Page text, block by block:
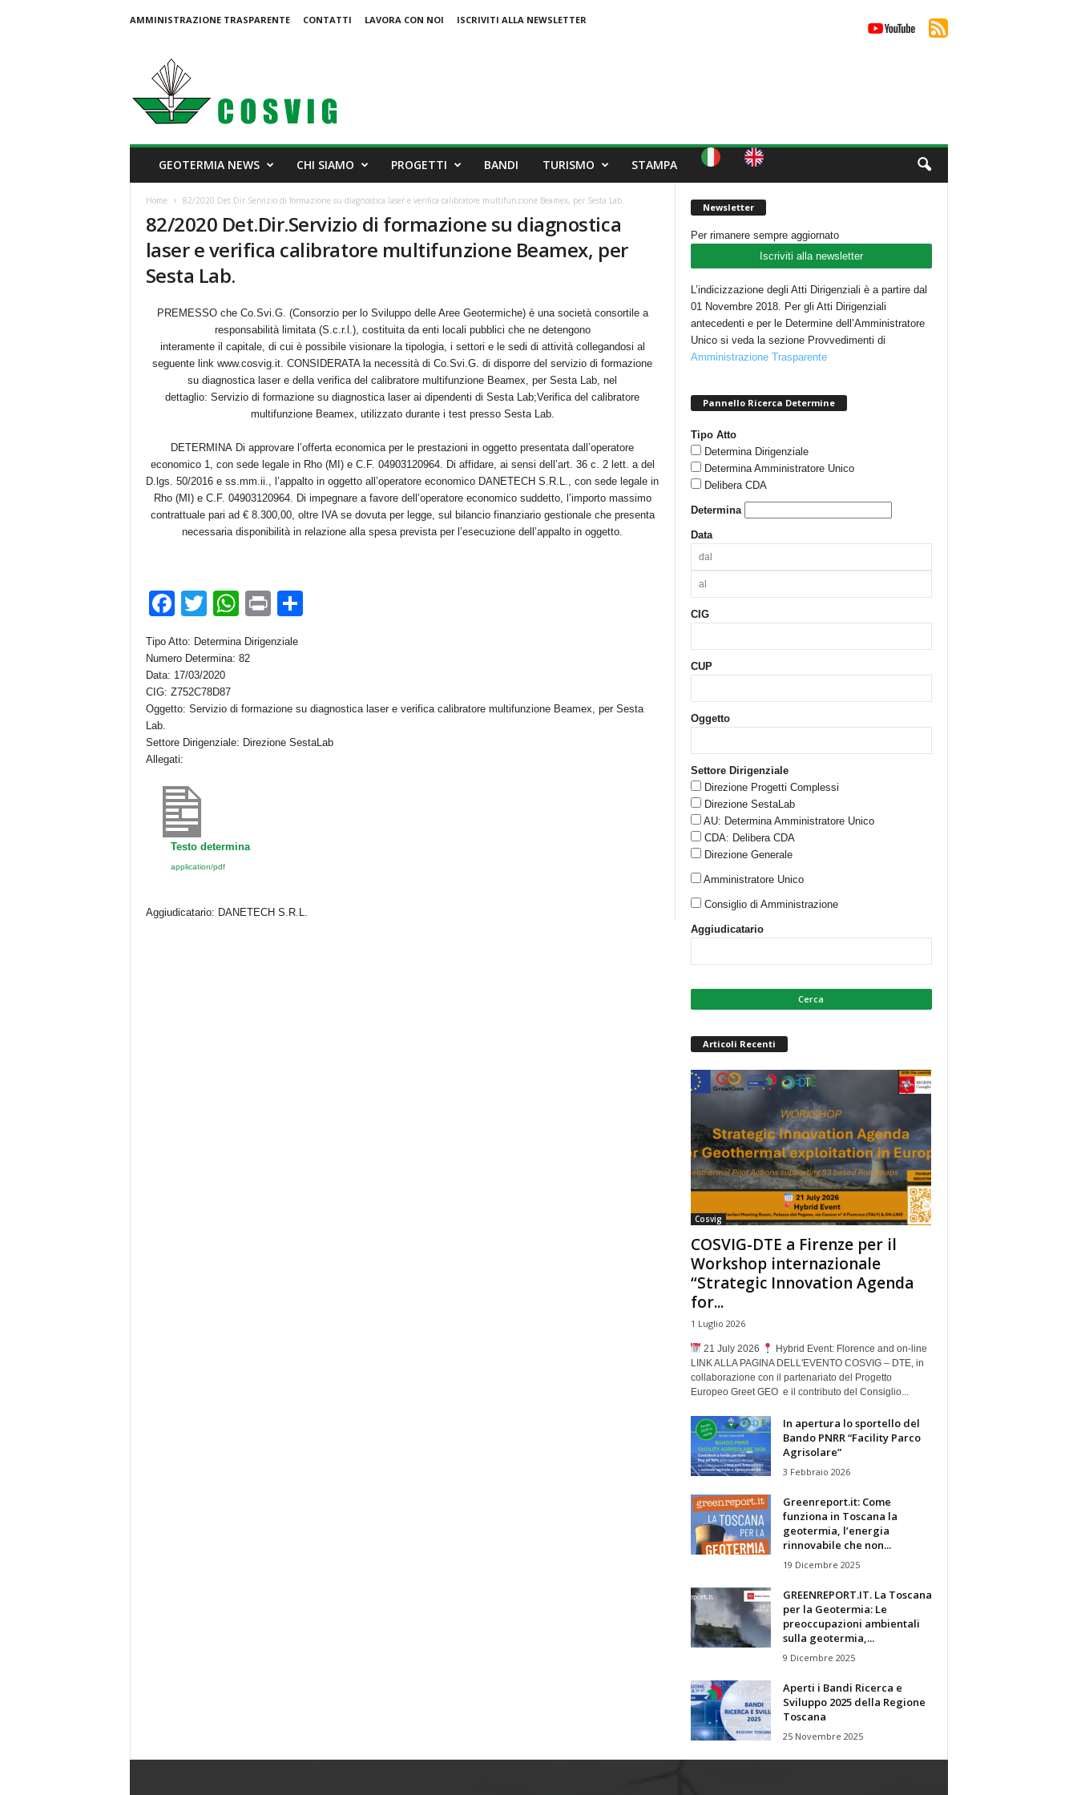
AMMINISTRAZIONE TRASPARENTE CONTATTI LAVORA CON NOI ISCRIVITI ALLA NEWSLETTER
GEOTERMIA NEWS CHI SIAMO PROGETTI BANDI TURISMO STAMPA
Home 82/2020 Det.Dir.Servizio di formazione su diagnostica laser e verifica calibratore multifunzione Beamex, per Sesta Lab.
82/2020 Det.Dir.Servizio di formazione su diagnostica
laser e verifica calibratore multifunzione Beamex, per
Sesta Lab.
PREMESSO che Co.Svi.G. (Consorzio per lo Sviluppo delle Aree Geotermiche) è una società consortile a
responsabilità limitata (S.c.r.l.), costituita da enti locali pubblici che ne detengono
interamente il capitale, di cui è possibile visionare la tipologia, i settori e le sedi di attività collegandosi al
seguente link www.cosvig.it. CONSIDERATA la necessità di Co.Svi.G. di disporre del servizio di formazione
su diagnostica laser e della verifica del calibratore multifunzione Beamex, per Sesta Lab, nel
dettaglio: Servizio di formazione su diagnostica laser ai dipendenti di Sesta Lab;Verifica del calibratore
multifunzione Beamex, utilizzato durante i test presso Sesta Lab.
DETERMINA Di approvare l’offerta economica per le prestazioni in oggetto presentata dall’operatore
economico 1, con sede legale in Rho (MI) e C.F. 04903120964. Di affidare, ai sensi dell’art. 36 c. 2 lett. a del
D.lgs. 50/2016 e ss.mm.ii., l’appalto in oggetto all’operatore economico DANETECH S.R.L., con sede legale in
Rho (MI) e C.F. 04903120964. Di impegnare a favore dell’operatore economico suddetto, l’importo massimo
contrattuale pari ad € 8.300,00, oltre IVA se dovuta per legge, sul bilancio finanziario gestionale che presenta
necessaria disponibilità in relazione alla spesa prevista per l’esecuzione dell’appalto in oggetto.
F
c
e
b
o
o
k
T
tt
er
W
at
A
p
Pr
t
vi
di
Tipo Atto: Determina Dirigenziale
Numero Determina: 82
Data: 17/03/2020
CIG: Z752C78D87
Oggetto: Servizio di formazione su diagnostica laser e verifica calibratore multifunzione Beamex, per Sesta
Lab.
Settore Dirigenziale: Direzione SestaLab
Allegati:
Testo determina
application/pdf
Aggiudicatario: DANETECH S.R.L.
Newsletter
Per rimanere sempre aggiornato
Iscriviti alla newsletter
L’indicizzazione degli Atti Dirigenziali è a partire dal
01 Novembre 2018. Per gli Atti Dirigenziali
antecedenti e per le Determine dell’Amministratore
Unico si veda la sezione Provvedimenti di
Amministrazione Trasparente
Pannello Ricerca Determine
Tipo Atto
Determina Dirigenziale
Determina Amministratore Unico
Delibera CDA
Determina
Data
CIG
CUP
Oggetto
Settore Dirigenziale
Direzione Progetti Complessi
Direzione SestaLab
AU: Determina Amministratore Unico
CDA: Delibera CDA
Direzione Generale
Amministratore Unico
Consiglio di Amministrazione
Aggiudicatario
Articoli Recenti
Cosvig
COSVIG-DTE a Firenze per il
Workshop internazionale
“Strategic Innovation Agenda
for...
1 Luglio 2026
21 July 2026
Hybrid Event: Florence and on-line
LINK ALLA PAGINA DELL'EVENTO COSVIG – DTE, in
collaborazione con il partenariato del Progetto
Europeo Greet GEO e il contributo del Consiglio...
In apertura lo sportello del
Bando PNRR “Facility Parco
Agrisolare”
3 Febbraio 2026
Greenreport.it: Come
funziona in Toscana la
geotermia, l’energia
rinnovabile che non...
19 Dicembre 2025
GREENREPORT.IT. La Toscana
per la Geotermia: Le
preoccupazioni ambientali
sulla geotermia,...
9 Dicembre 2025
Aperti i Bandi Ricerca e
Sviluppo 2025 della Regione
Toscana
25 Novembre 2025